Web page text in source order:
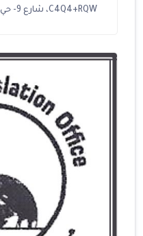
C4Q4+RQW، شارع 9- حي السوق، السوق، الدمام 32242